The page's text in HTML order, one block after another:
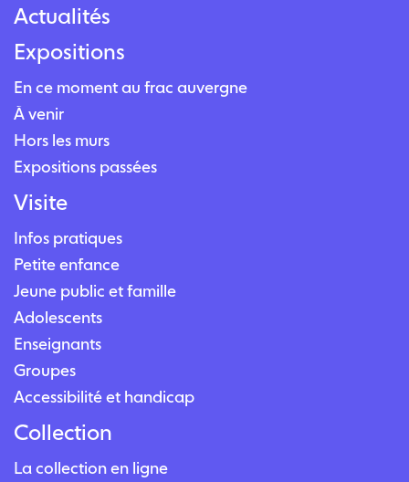
Actualités
Expositions
En ce moment au frac auvergne
À venir
Hors les murs
Expositions passées
Visite
Infos pratiques
Petite enfance
Jeune public et famille
Adolescents
Enseignants
Groupes
Accessibilité et handicap
Collection
La collection en ligne